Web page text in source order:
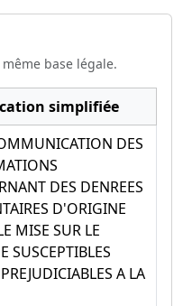
base légale.
simplifiée
DES
DES DENREES
D'ORIGINE
MISE SUR LE
SUSCEPTIBLES
A LA